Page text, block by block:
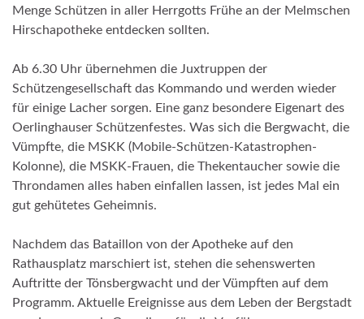
Menge Schützen in aller Herrgotts Frühe an der Melmschen
Hirschapotheke entdecken sollten.
Ab 6.30 Uhr übernehmen die Juxtruppen der
Schützengesellschaft das Kommando und werden wieder
für einige Lacher sorgen. Eine ganz besondere Eigenart des
Oerlinghauser Schützenfestes. Was sich die Bergwacht, die
Vümpfte, die MSKK (Mobile-Schützen-Katastrophen-
Kolonne), die MSKK-Frauen, die Thekentaucher sowie die
Throndamen alles haben einfallen lassen, ist jedes Mal ein
gut gehütetes Geheimnis.
Nachdem das Bataillon von der Apotheke auf den
Rathausplatz marschiert ist, stehen die sehenswerten
Auftritte der Tönsbergwacht und der Vümpften auf dem
Programm. Aktuelle Ereignisse aus dem Leben der Bergstadt